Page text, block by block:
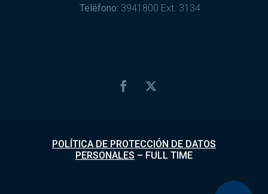
Teléfono: 3941800 Ext. 3134
POLÍTICA DE PROTECCIÓN DE DATOS
PERSONALES – FULL TIME